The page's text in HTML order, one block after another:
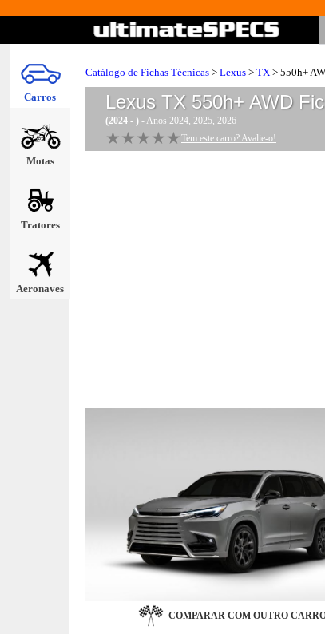
Carros
Motas
Tratores
Aeronaves
Catálogo de Fichas Técnicas > Lexus > TX > 550h+
Lexus TX 550h+ AWD
(2024 - ) - Anos 2024, 2025, 2026
★★★★★
★★★★★ Tem este carro? Avalie-o!
COMPARAR COM OUTRO